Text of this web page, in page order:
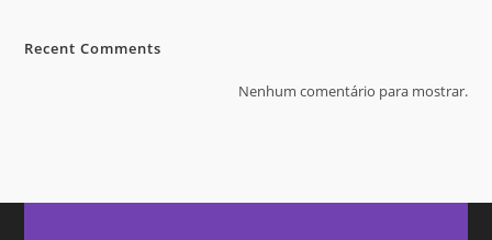
Recent Comments
Nenhum comentário para mostrar.